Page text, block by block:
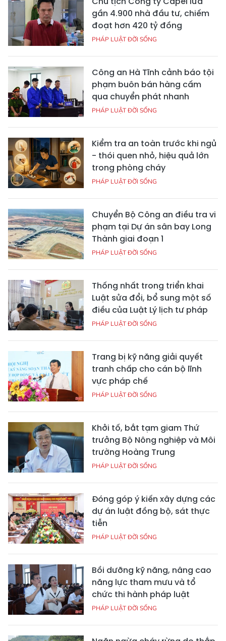
gần 4.900 nhà đầu tư, chiếm
đoạt hơn 420 tỷ đồng
PHÁP LUẬT ĐỜI SỐNG
Công an Hà Tĩnh cảnh báo tội
phạm buôn bán hàng cấm
qua chuyển phát nhanh
PHÁP LUẬT ĐỜI SỐNG
Kiểm tra an toàn trước khi ngủ
- thói quen nhỏ, hiệu quả lớn
trong phòng cháy
PHÁP LUẬT ĐỜI SỐNG
Chuyển Bộ Công an điều tra vi
phạm tại Dự án sân bay Long
Thành giai đoạn 1
PHÁP LUẬT ĐỜI SỐNG
Thống nhất trong triển khai
Luật sửa đổi, bổ sung một số
điều của Luật Lý lịch tư pháp
PHÁP LUẬT ĐỜI SỐNG
Trang bị kỹ năng giải quyết
tranh chấp cho cán bộ lĩnh
vực pháp chế
PHÁP LUẬT ĐỜI SỐNG
Khởi tố, bắt tạm giam Thứ
trưởng Bộ Nông nghiệp và Môi
trường Hoàng Trung
PHÁP LUẬT ĐỜI SỐNG
Đóng góp ý kiến xây dựng các
dự án luật đồng bộ, sát thực
tiễn
PHÁP LUẬT ĐỜI SỐNG
Bồi dưỡng kỹ năng, nâng cao
năng lực tham mưu và tổ
chức thi hành pháp luật
PHÁP LUẬT ĐỜI SỐNG